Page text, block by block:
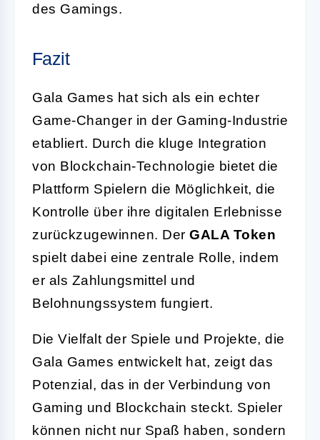
des Gamings.
Fazit
Gala Games hat sich als ein echter
Game-Changer in der Gaming-Industrie
etabliert. Durch die kluge Integration
von Blockchain-Technologie bietet die
Plattform Spielern die Möglichkeit, die
Kontrolle über ihre digitalen Erlebnisse
zurückzugewinnen. Der GALA Token
spielt dabei eine zentrale Rolle, indem
er als Zahlungsmittel und
Belohnungssystem fungiert.
Die Vielfalt der Spiele und Projekte, die
Gala Games entwickelt hat, zeigt das
Potenzial, das in der Verbindung von
Gaming und Blockchain steckt. Spieler
können nicht nur Spaß haben, sondern